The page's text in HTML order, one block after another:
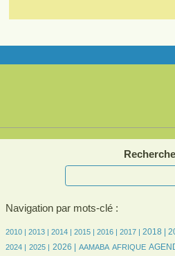
Navigation par mots-clé :
17/3538
2010 |
15/3538
2013 |
262/3538 2014 |
505/3538 2015 |
594/3538 2016 |
676/3538 2017 |
1012/3538 2018 |
1043/3538
844/3538
911/3538
736/3538
713/3538
695/3538
2024 |
678/3538
2025 |
774/3538 2026 |
136/3538 AAMABA
290/3538 AFRIQUE
784/3538
10/3538
43/3538